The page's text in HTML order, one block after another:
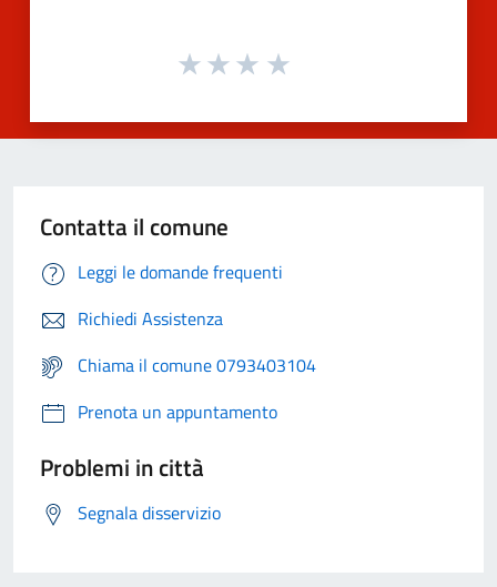
Contatta il comune
Leggi le domande frequenti
Richiedi Assistenza
Chiama il comune 0793403104
Prenota un appuntamento
Problemi in città
Segnala disservizio